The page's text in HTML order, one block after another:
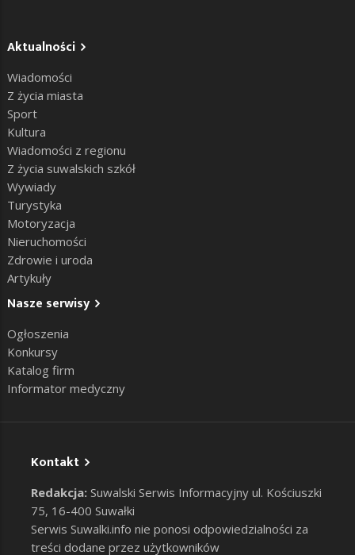
Aktualności
Wiadomości
Z życia miasta
Sport
Kultura
Wiadomości z regionu
Z życia suwalskich szkół
Wywiady
Turystyka
Motoryzacja
Nieruchomości
Zdrowie i uroda
Artykuły
Nasze serwisy
Ogłoszenia
Konkursy
Katalog firm
Informator medyczny
Kontakt
Redakcja: Suwalski Serwis Informacyjny ul. Kościuszki
75, 16-400 Suwałki
Serwis Suwalki.info nie ponosi odpowiedzialności za
treści dodane przez użytkowników